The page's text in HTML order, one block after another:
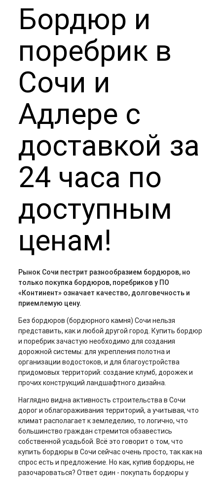
Бордюр и
поребрик в
Сочи и
Адлере с
доставкой за
24 часа по
доступным
ценам!
Рынок Сочи пестрит разнообразием бордюров, но
только покупка бордюров, поребриков у ПО
«Континент» означает качество, долговечность и
приемлемую цену.
Без бордюров (бордюрного камня) Сочи нельзя
представить, как и любой другой город. Купить бордюр
и поребрик зачастую необходимо для создания
дорожной системы: для укрепления полотна и
организации водостоков, и для благоустройства
придомовых территорий: создание клумб, дорожек и
прочих конструкций ландшафтного дизайна.
Наглядно видна активность строительства в Сочи
дорог и облагораживания территорий, а учитывая, что
климат располагает к земледелию, то логично, что
большинство граждан стремится обзавестись
собственной усадьбой. Всё это говорит о том, что
купить бордюры в Сочи сейчас очень просто, так как на
спрос есть и предложение. Но как, купив бордюры, не
разочароваться? Ответ один - покупать бордюры у